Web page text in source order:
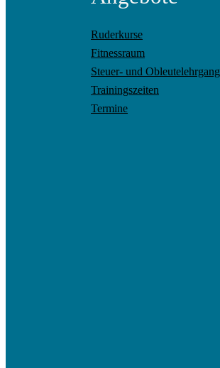
Ruderkurse
Fitnessraum
Steuer- und Obleutelehrgang
Trainingszeiten
Termine